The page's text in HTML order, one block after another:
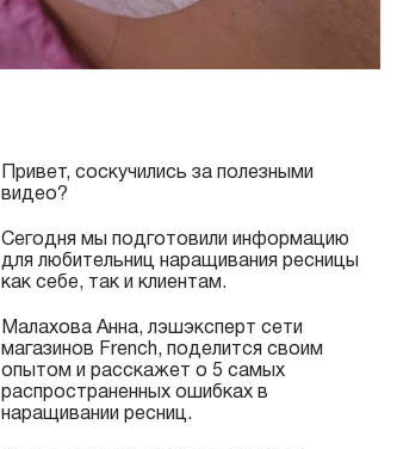
Привет, соскучились за полезными
видео?
Сегодня мы подготовили информацию
для любительниц наращивания ресницы
как себе, так и клиентам.
Малахова Анна, лэшэксперт сети
магазинов French, поделится своим
опытом и расскажет о 5 самых
распространенных ошибках в
наращивании ресниц.